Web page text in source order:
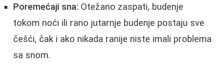
Poremećaji sna: Otežano zaspati, budenje
tokom noći ili rano jutarnje budenje postaju sve
češći, čak i ako nikada ranije niste imali problema
sa snom.